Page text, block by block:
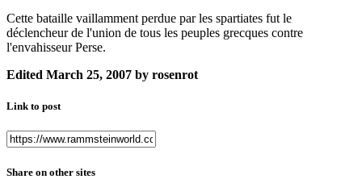
Cette bataille vaillamment perdue par les spartiates fut le
déclencheur de l'union de tous les peuples grecques contre
l'envahisseur Perse.
Edited March 25, 2007 by rosenrot
Link to post
Share on other sites